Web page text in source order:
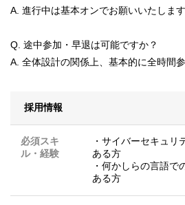
A. 進行中は基本オンでお願いいたします
Q. 途中参加・早退は可能ですか？
A. 全体設計の関係上、基本的に全時間
採用情報
必須スキ
ル・経験
・サイバーセキュリ
ある方
・何かしらの言語で
ある方